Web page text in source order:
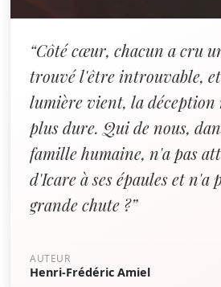
“Côté cœur, chacun a cru
trouvé l'être introuvable,
lumière vient, la déception
plus dure. Qui de nous,
famille humaine, n'a pas
d'Icare à ses épaules et n'a
grande chute ?”
AUTEUR
Henri-Frédéric Amiel